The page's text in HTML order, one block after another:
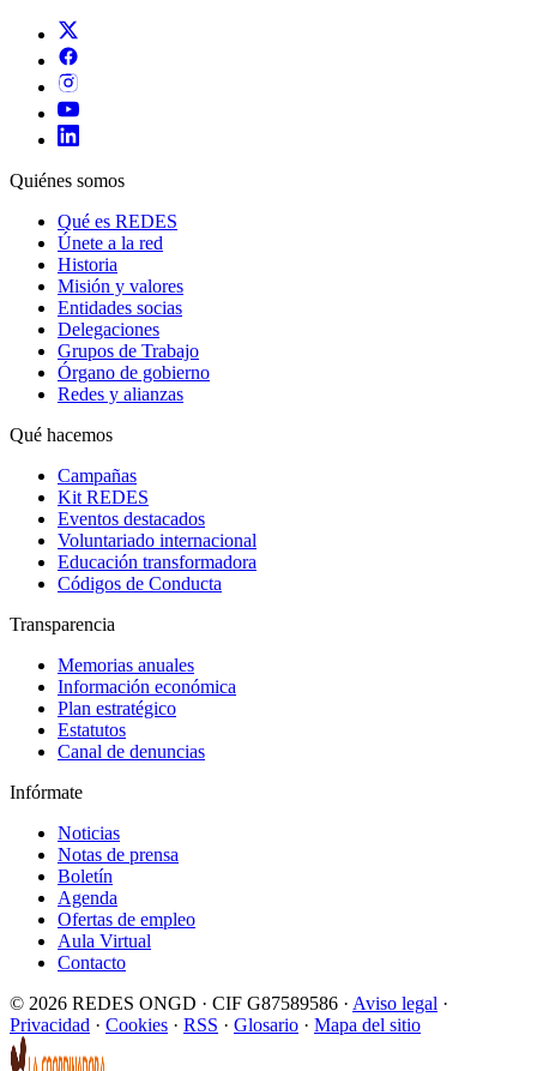
Quiénes somos
Qué es REDES
Únete a la red
Historia
Misión y valores
Entidades socias
Delegaciones
Grupos de Trabajo
Órgano de gobierno
Redes y alianzas
Qué hacemos
Campañas
Kit REDES
Eventos destacados
Voluntariado internacional
Educación transformadora
Códigos de Conducta
Transparencia
Memorias anuales
Información económica
Plan estratégico
Estatutos
Canal de denuncias
Infórmate
Noticias
Notas de prensa
Boletín
Agenda
Ofertas de empleo
Aula Virtual
Contacto
© 2026 REDES ONGD · CIF G87589586 · Aviso legal ·
Privacidad · Cookies · RSS · Glosario · Mapa del sitio